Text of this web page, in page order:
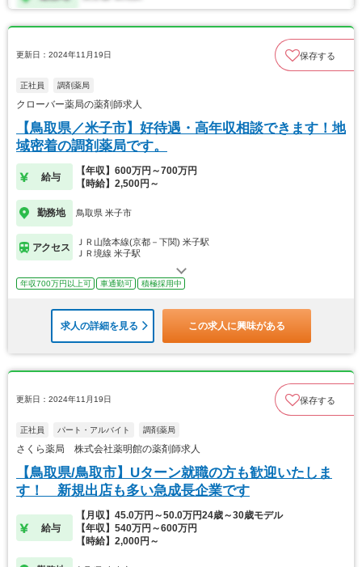
更新日：2024年11月19日 保存する
正社員 調剤薬局
クローバー薬局の薬剤師求人
【鳥取県／米子市】好待遇・高年収相談できます！地
域密着の調剤薬局です。
給与
【年収】600万円～700万円
【時給】2,500円～
勤務地 鳥取県 米子市
アクセス
ＪＲ山陰本線(京都－下関) 米子駅
ＪＲ境線 米子駅
年収700万円以上可 車通勤可 積極採用中
求人の詳細を見る この求人に興味がある
更新日：2024年11月19日 保存する
正社員 パート・アルバイト 調剤薬局
さくら薬局 株式会社薬明館の薬剤師求人
【鳥取県/鳥取市】Uターン就職の方も歓迎いたしま
す！ 新規出店も多い急成長企業です
給与
【月収】45.0万円～50.0万円24歳～30歳モデル
【年収】540万円～600万円
【時給】2,000円～